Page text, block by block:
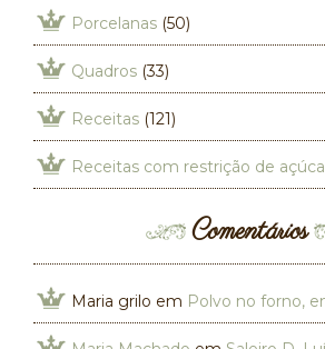
Porcelanas (50)
Quadros (33)
Receitas (121)
Receitas com restrição de
Comentários
Maria grilo em Polvo no forno,